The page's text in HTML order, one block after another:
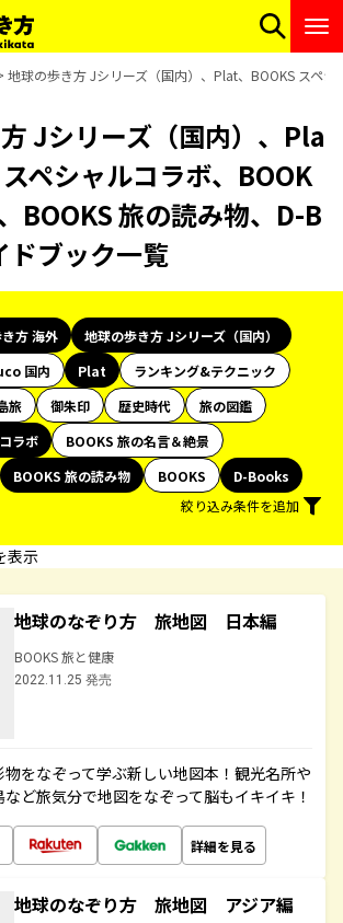
地球の歩き方 Jシリーズ（国内）、Plat、BOOKS スペ
Jシリーズ（国内）、Pla
ペシャルコラボ、BOOK
BOOKS 旅の読み物、D-B
ブック一覧
方 海外
地球の歩き方 Jシリーズ（国内）
国内 Plat
ランキング&テクニック
旅 御朱印 歴史時代
旅の図鑑
ラボ
BOOKS 旅の名言＆絶景
BOOKS 旅の読み物 BOOKS
D-Books
絞り込み条件を追加
表示
地球のなぞり方 旅地図 日本編
BOOKS 旅と健康
2022.11.25 発売
物をなぞって学ぶ新しい地図本！観光名所や
ど旅気分で地図をなぞって脳もイキイキ！
詳細を見る
地球のなぞり方 旅地図 アジア編